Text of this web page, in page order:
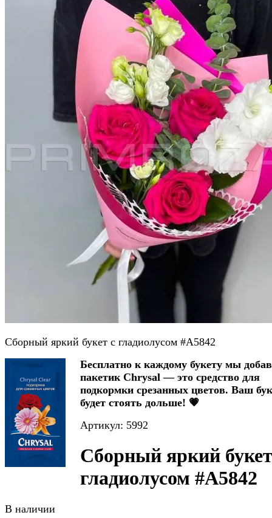
Сборный яркий букет с гладиолусом #A5842
Бесплатно к каждому букету мы
пакетик Chrysal — это средство для
подкормки срезанных цветов. Ваш
будет стоять дольше! 💗
Артикул: 5992
Сборный яркий
гладиолусом #A5842
В наличии